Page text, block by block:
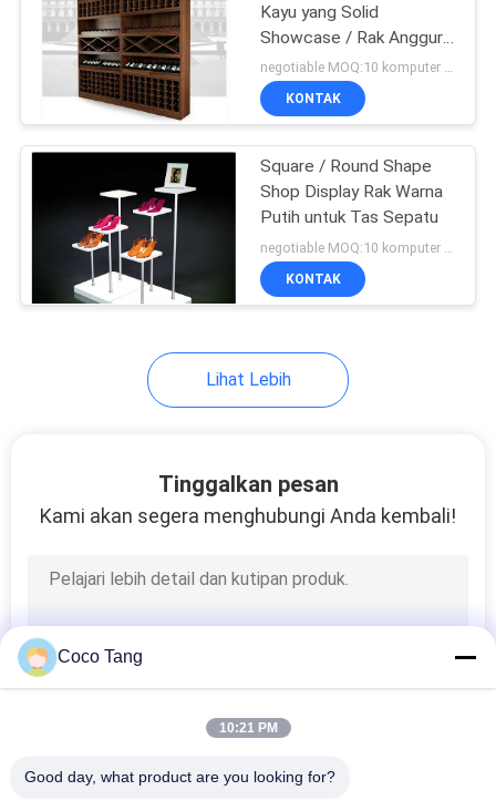
Rak Tampilan
Kosmetik
Rak Sepatu
Rak Makanan
Kayu yang Solid
Showcase / Rak Anggur
Komersial Gaya Nostalgianegotiable MOQ:10 komputer PC
KONTAK
Square / Round Shape
Shop Display Rak Warna
Putih untuk Tas Sepatu
negotiable MOQ:10 komputer PC
KONTAK
Lihat Lebih
Tinggalkan pesan
Kami akan segera menghubungi Anda kembali!
Coco Tang
10:21 PM
Good day, what product are you looking for?